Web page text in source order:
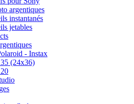
argentiques
instantanés
jetables
- Instax
(24x36)